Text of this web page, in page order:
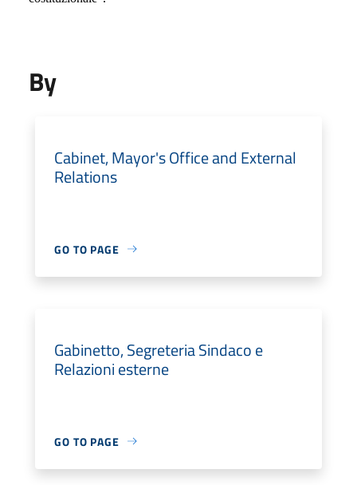
By
Cabinet, Mayor's Office and External
Relations
GO TO PAGE
Gabinetto, Segreteria Sindaco e
Relazioni esterne
GO TO PAGE